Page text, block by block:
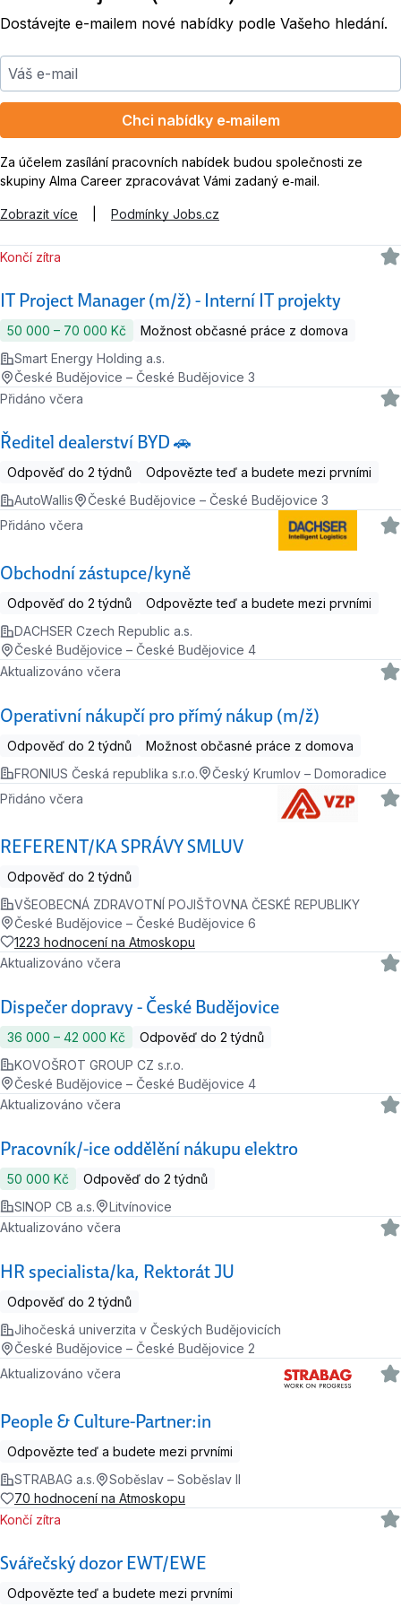
Dostávejte e-mailem nové nabídky podle Vašeho hledání.
Váš e-mail
Chci nabídky e‑mailem
Za účelem zasílání pracovních nabídek budou společnosti ze
skupiny Alma Career zpracovávat Vámi zadaný e‑mail.
Zobrazit více Podmínky Jobs.cz
IT Project Manager (m/ž) - Interní IT projekty
Končí zítra
50 000 ‍–‍ 70 000 Kč
Možnost občasné práce z domova
Smart Energy Holding a.s.
České Budějovice – České Budějovice 3
Ředitel dealerství BYD 🚗
Přidáno včera
Odpověď do 2 týdnů
Odpovězte teď a budete mezi prvními
AutoWallis
České Budějovice – České Budějovice 3
Obchodní zástupce/kyně
Přidáno včera
Odpověď do 2 týdnů
Odpovězte teď a budete mezi prvními
DACHSER Czech Republic a.s.
České Budějovice – České Budějovice 4
Operativní nákupčí pro přímý nákup (m/ž)
Aktualizováno včera
Odpověď do 2 týdnů
Možnost občasné práce z domova
FRONIUS Česká republika s.r.o.
Český Krumlov – Domoradice
REFERENT/KA SPRÁVY SMLUV
Přidáno včera
Odpověď do 2 týdnů
VŠEOBECNÁ ZDRAVOTNÍ POJIŠŤOVNA ČESKÉ REPUBLIKY
České Budějovice – České Budějovice 6
1223 hodnocení na Atmoskopu
Dispečer dopravy - České Budějovice
Aktualizováno včera
36 000 ‍–‍ 42 000 Kč
Odpověď do 2 týdnů
KOVOŠROT GROUP CZ s.r.o.
České Budějovice – České Budějovice 4
Pracovník/-ice oddělění nákupu elektro
Aktualizováno včera
50 000 Kč
Odpověď do 2 týdnů
SINOP CB a.s.
Litvínovice
HR specialista/ka, Rektorát JU
Aktualizováno včera
Odpověď do 2 týdnů
Jihočeská univerzita v Českých Budějovicích
České Budějovice – České Budějovice 2
People & Culture-Partner:in
Aktualizováno včera
Odpovězte teď a budete mezi prvními
STRABAG a.s.
Soběslav – Soběslav II
70 hodnocení na Atmoskopu
Svářečský dozor EWT/EWE
Končí zítra
Odpovězte teď a budete mezi prvními